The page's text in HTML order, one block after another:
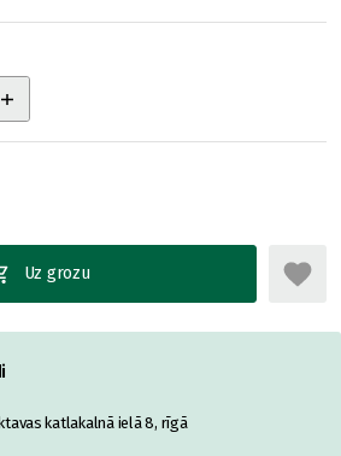
Uz grozu
katlakalnā ielā 8, rīgā